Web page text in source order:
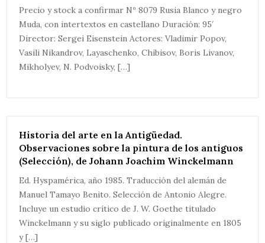
Precio y stock a confirmar Nº 8079 Rusia Blanco y negro
Muda, con intertextos en castellano Duración: 95′
Director: Sergei Eisenstein Actores: Vladimir Popov,
Vasili Nikandrov, Layaschenko, Chibisov, Boris Livanov,
Mikholyev, N. Podvoisky, […]
Historia del arte en la Antigüedad.
Observaciones sobre la pintura de los antiguos
(Selección), de Johann Joachim Winckelmann
Ed. Hyspamérica, año 1985. Traducción del alemán de
Manuel Tamayo Benito. Selección de Antonio Alegre.
Incluye un estudio crítico de J. W. Goethe titulado
Winckelmann y su siglo publicado originalmente en 1805
y […]